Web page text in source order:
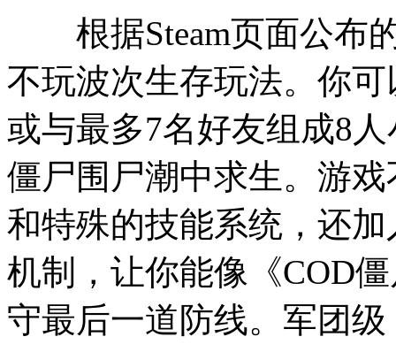
根据Steam页面公布
不玩波次生存玩法。你
或与最多7名好友组成8
僵尸围尸潮中求生。游
和特殊的技能系统，还
机制，让你能像《COD
守最后一道防线。军团级